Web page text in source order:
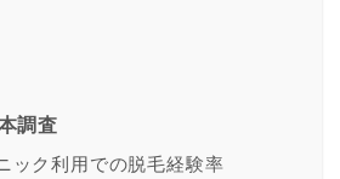
調査
ック利用での脱毛経験率